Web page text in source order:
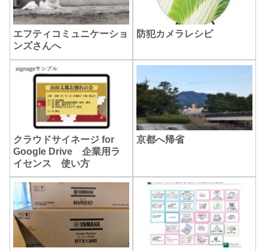
エフティコミュニケーショ
ンズさんへ
防犯カメラレシピ
クラウドサイネージ for
Google Drive 企業用ラ
イセンス 使い方
京都へ帰省